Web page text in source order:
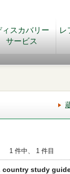
ィスカバリー
サービス
レ
1 件中、 1 件目
country study